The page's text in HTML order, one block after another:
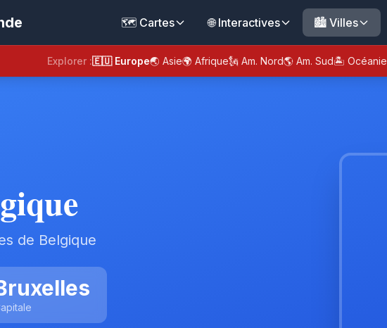
🗺️ Cartes 🌐 Interactives 🏙️ Villes
Explorer :🇪🇺 Europe🌏 Asie🌍 Afrique🗽 Am. Nord🌎 Am. Sud🏝️ Océanie
de Belgique